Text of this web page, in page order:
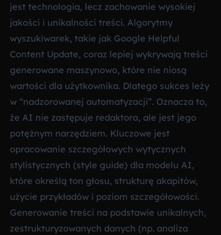
jest technologia, lecz zachowanie wysokiej
jakości i unikalności treści. Algorytmy
wyszukiwarek, takie jak Google Helpful
Content Update, coraz lepiej wykrywają treści
generowane maszynowo, które nie niosą
wartości dla użytkownika. Dlatego sukces leży
w “nadzorowanej automatyzacji”. Oznacza to,
że AI nie zastępuje redaktora, ale jest jego
potężnym narzędziem. Kluczowe jest
opracowanie szczegółowych wytycznych
stylistycznych (style guide) dla modelu AI,
które określą ton głosu, strukturę akapitów,
użycie przykładów i poziom szczegółowości.
Generowanie treści na podstawie unikalnych,
zestrukturyzowanych danych (np. analiza